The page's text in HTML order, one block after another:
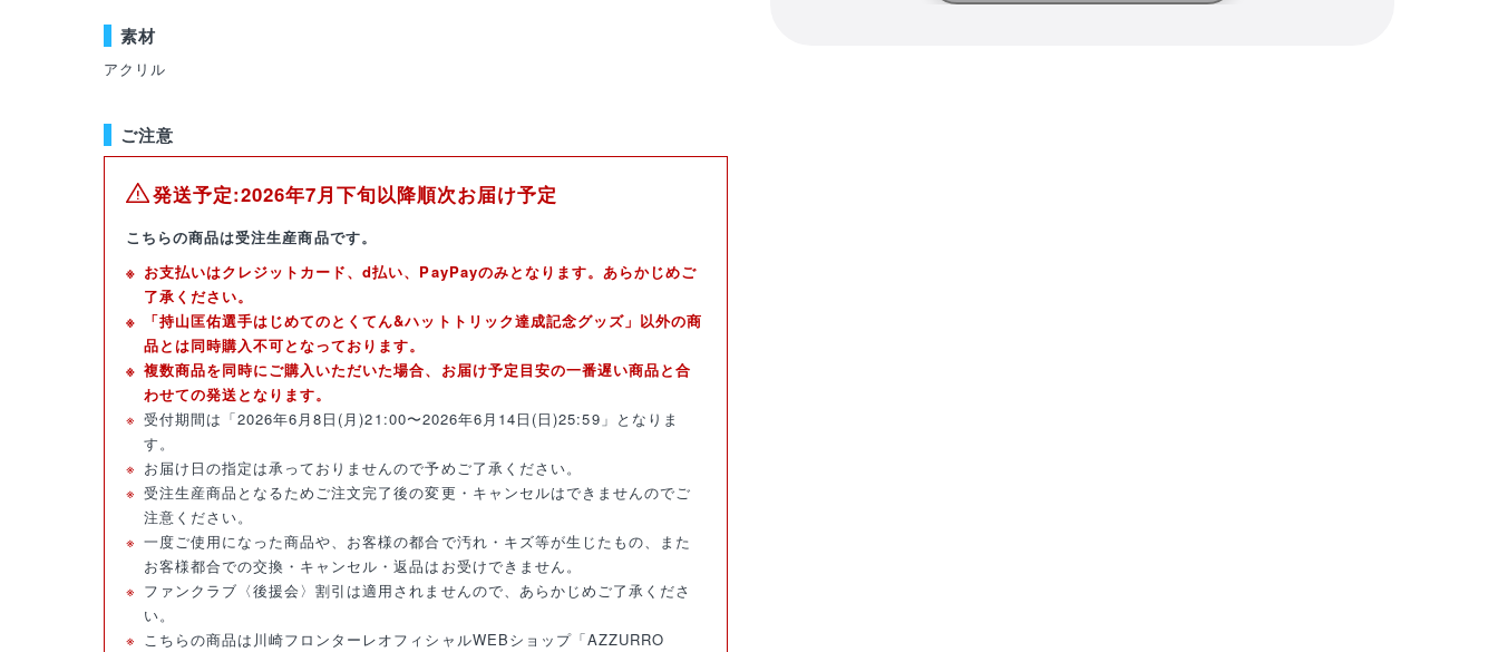
素材
アクリル
ご注意
発送予定:2026年7月下旬以降順次お届け予定
こちらの商品は受注生産商品です。
お支払いはクレジットカード、d払い、PayPayのみとなります。あらかじめご
了承ください。
「持山匡佑選手はじめてのとくてん&ハットトリック達成記念グッズ」以外の商
品とは同時購入不可となっております。
複数商品を同時にご購入いただいた場合、お届け予定目安の一番遅い商品と合
わせての発送となります。
受付期間は「2026年6月8日(月)21:00〜2026年6月14日(日)25:59」となりま
す。
お届け日の指定は承っておりませんので予めご了承ください。
受注生産商品となるためご注文完了後の変更・キャンセルはできませんのでご
注意ください。
一度ご使用になった商品や、お客様の都合で汚れ・キズ等が生じたもの、また
お客様都合での交換・キャンセル・返品はお受けできません。
ファンクラブ〈後援会〉割引は適用されませんので、あらかじめご了承くださ
い。
こちらの商品は川崎フロンターレオフィシャルWEBショップ「AZZURRO